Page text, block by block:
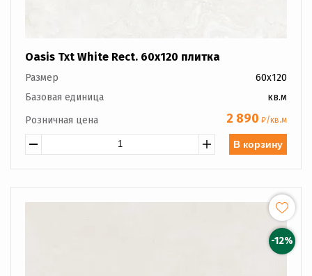
Oasis Txt White Rect. 60x120 плитка
Размер
60x120
Базовая единица
кв.м
Розничная цена
2 890 ₽/кв.м
В корзину
-12%